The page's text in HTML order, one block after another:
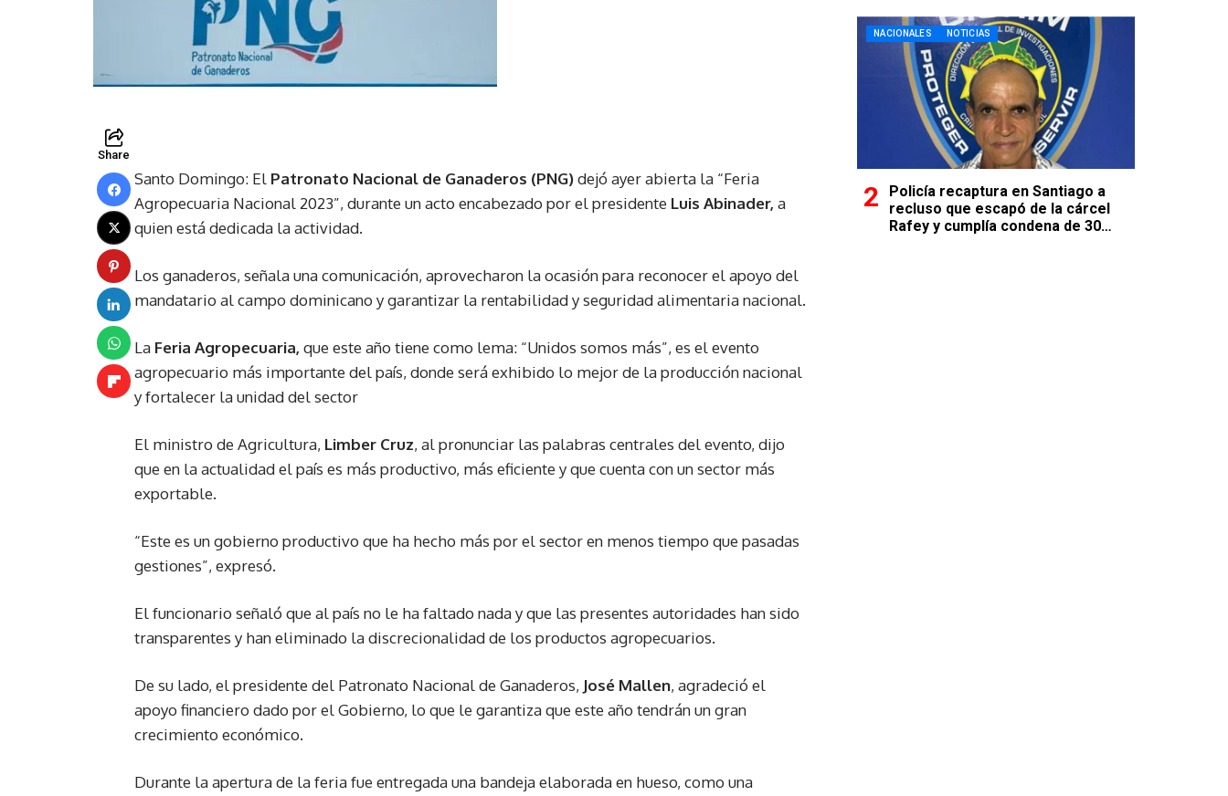
Share
Santo Domingo: El Patronato Nacional de Ganaderos (PNG)dejó ayer abierta la “Feria
Agropecuaria Nacional 2023”, durante un acto encabezado por el presidente Luis Abinader, a
quien está dedicada la actividad.
Los ganaderos, señala una comunicación, aprovecharon la ocasión para reconocer el apoyo del
mandatario al campo dominicano y garantizar la rentabilidad y seguridad alimentaria nacional.
La Feria Agropecuaria, que este año tiene como lema: “Unidos somos más”, es el evento
agropecuario más importante del país, donde será exhibido lo mejor de la producción nacional
y fortalecer la unidad del sector
El ministro de Agricultura, Limber Cruz, al pronunciar las palabras centrales del evento, dijo
que en la actualidad el país es más productivo, más eficiente y que cuenta con un sector más
exportable.
“Este es un gobierno productivo que ha hecho más por el sector en menos tiempo que pasadas
gestiones”, expresó.
El funcionario señaló que al país no le ha faltado nada y que las presentes autoridades han sido
transparentes y han eliminado la discrecionalidad de los productos agropecuarios.
De su lado, el presidente del Patronato Nacional de Ganaderos, José Mallen, agradeció el
apoyo financiero dado por el Gobierno, lo que le garantiza que este año tendrán un gran
crecimiento económico.
Durante la apertura de la feria fue entregada una bandeja elaborada en hueso, como una
NACIONALES NOTICIAS
Policía recaptura en Santiago a
recluso que escapó de la cárcel
Rafey y cumplía condena de 30